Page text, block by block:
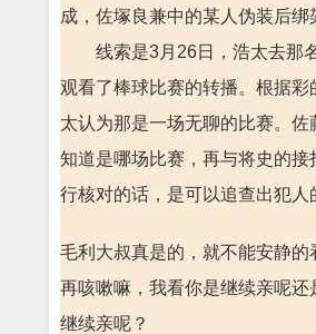
成，佐塚良兼中的某人伪装后绑
线索是3月26日，浩太去那
观看了棒球比赛的转播。根据彩
太认为那是一场无聊的比赛。佐
知道是哪场比赛，再与将史的接
行核对的话，是可以追查出犯
毛利大叔真是的，就不能安静的
再咳嗽嘛，我看你是继续亲呢还
继续亲呢？